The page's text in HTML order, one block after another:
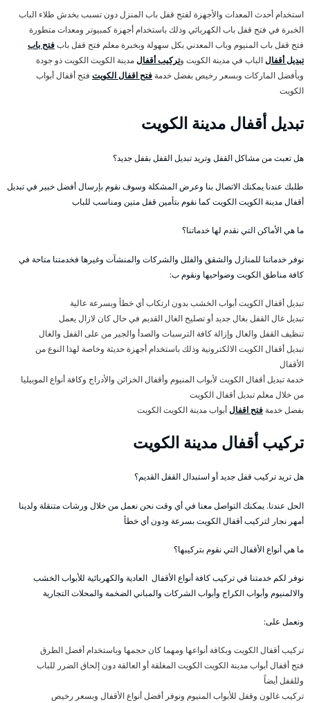
استخدام أحدث المعدات والأجهزة لفتح قفل باب المنزل دون تسبب بخدش طلاء الباب
الخبرة في فتح قفل باب الكهربائي وذلك باستخدام أجهزة كمبيوتر ومعدات متطورة
فتح قفل باب المنيوم وباب المعدني بكل سهولة وبخبرة معلم فتح قفل بابفتح باب
تبديل أقفالالباب في مدينة الكويت وتركيب أقفالمدينة الكويت الكويت ذو جودة
وبأفضل الماركات وبسعر رخيص بفضل خدمة فتح اقفال الكويت فتح أقفال أبواب
الكويت
تبديل أقفال مدينة الكويت
هل تعبت من مشاكل القفل وتريد تبديل القفل بقفل جديد؟
طلبك عندنا يمكنك الاتصال بنا وعرض المشكلة وسوف نقوم بإرسال أفضل خبير في تبديل
أقفال مدينة الكويت الكويت كما نقوم بتأمين قفل متين ومناسب للباب
ما هي الأماكن التي نقدم لها خدماتنا؟
نوفر خدماتنا للمنازل والشقق والفلل والشركات والمنشآت وغيرها فخدمتنا متاحة في
كافة مناطق الكويت وضواحيها ونقوم ب:
تبديل أقفال الكويت أبواب الخشب بدون ارتكاب أي خطأ وبسرعة عالية
تبديل غال القفل بغال جديد أو تصليح الغال القديم في حال كان لازال يعمل
تنظيف القفل والغال وإزالة كافة الترسبات والصدأ والجير من على القفل والغال
تبديل أقفال الكويت الالكترونية وذلك باستخدام أجهزة حديثة وخاصة لهذا النوع من
الأقفال
خدمة تبديل أقفال الكويت لأبواب المنيوم وأقفال الخزائن والأدراج وكافة أنواع الموبيليا
من خلال معلم تبديل أقفال الكويت
بفضل خدمة فتح اقفالأبواب مدينة الكويت الكويت
تركيب أقفال مدينة الكويت
هل تريد تركيب قفل جديد أو استبدال القفل القديم؟
الحل عندنا. يمكنك التواصل معنا في أي وقت نحن نعمل من خلال ورشات متنقلة ولدينا
أمهر نجار لتركيب أقفال الكويت بسرعة ودون أي خطأ
ما هي أنواع الأقفال التي نقوم بتركيبها؟
نوفر لكم خدمتنا في تركيب كافة أنواع الأقفال العادية والكهربائية للأبواب الخشب
والالمنيوم وأبواب الكراج وأبواب الشركات والمباني الضخمة والمحلات التجارية
ونعمل على:
تركيب أقفال الكويت وبكافة أنواعها ومهما كان حجمها وباستخدام أفضل الطرق
فتح أقفال أبواب مدينة الكويت الكويت المغلقة أو العالقة دون إلحاق الضرر للباب
وللقفل أيضاً
تركيب غالون وقفل للأبواب المنيوم ونوفر أفضل أنواع الأقفال وبسعر رخيص